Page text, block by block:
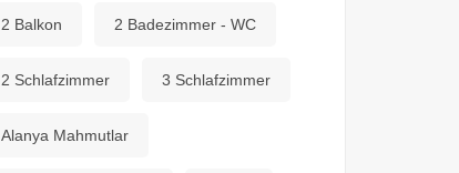
2 Balkon 2 Badezimmer - WC
2 Schlafzimmer 3 Schlafzimmer
Alanya Mahmutlar